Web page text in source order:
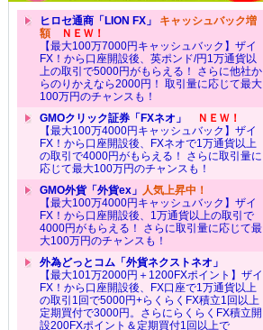
ヒロセ通商「LION FX」 キャッシュバック増
額ＮＥＷ！
【最大100万7000円キャッシュバック】ザイ
FX！から口座開設後、英ポンド/円1万通貨以
上の取引で5000円がもらえる！ さらに他社か
らのりかえなら2000円！ 取引量に応じて最大
100万円のチャンスも！
GMOクリック証券「FXネオ」
ＮＥＷ！
【最大100万4000円キャッシュバック】ザイ
FX！から口座開設後、FXネオで1万通貨以上
の取引で4000円がもらえる！ さらに取引量に
応じて最大100万円のチャンスも！
GMO外貨「外貨ex」 人気上昇中！
【最大100万4000円キャッシュバック】ザイ
FX！から口座開設後、1万通貨以上の取引で
4000円がもらえる！ さらに取引量に応じて最
大100万円のチャンスも！
外為どっとコム「外貨ネクストネオ」
【最大101万2000円＋1200FXポイント】ザイ
FX！から口座開設後、FX口座で1万通貨以上
の取引1回で5000円+らくらくFX積立1回以上
定期買付で3000円。さらにらくらくFX積立開
設200FXポイント＆定期買付1回以上で